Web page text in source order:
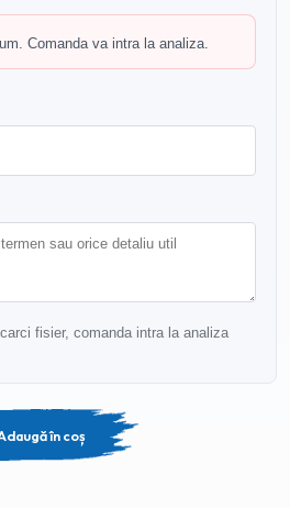
Comanda va intra la analiza.
fisier, comanda intra la analiza
în coș